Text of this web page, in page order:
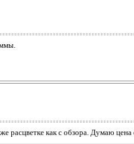
расцветке как с обзора. Думаю